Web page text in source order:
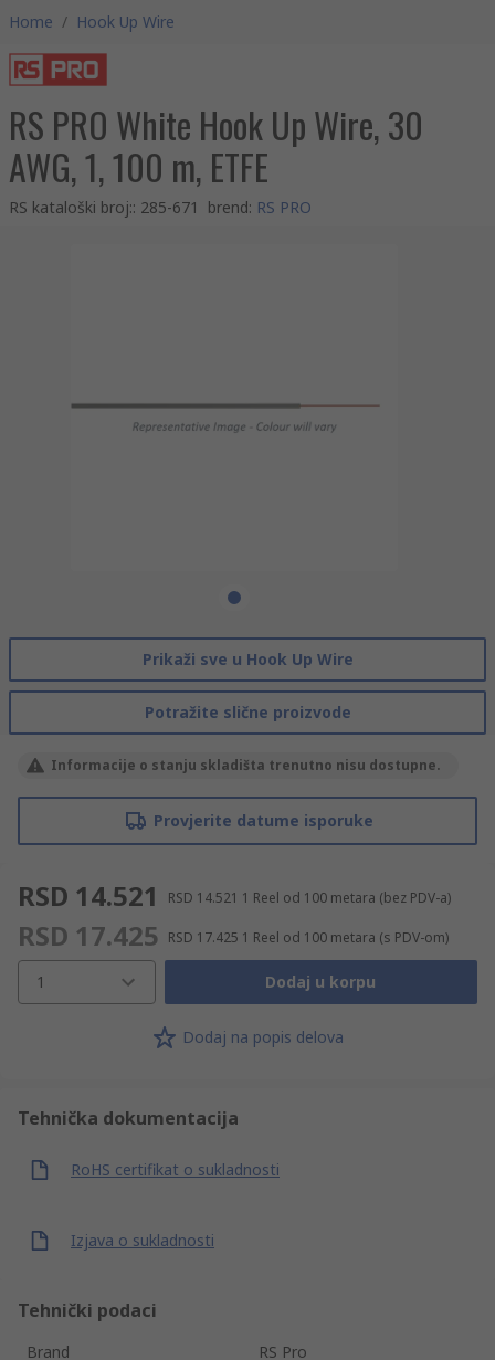
Home / Hook Up Wire
RS PRO White Hook Up Wire, 30
AWG, 1, 100 m, ETFE
RS kataloški broj:: 285-671 brend: RS PRO
Prikaži sve u Hook Up Wire
Potražite slične proizvode
Informacije o stanju skladišta trenutno nisu dostupne.
Provjerite datume isporuke
RSD 14.521 RSD 14.521 1 Reel od 100 metara (bez PDV-a)
RSD 17.425 RSD 17.425 1 Reel od 100 metara (s PDV-om)
1 Dodaj u korpu
Dodaj na popis delova
Tehnička dokumentacija
RoHS certifikat o sukladnosti
Izjava o sukladnosti
Tehnički podaci
Brand
RS Pro